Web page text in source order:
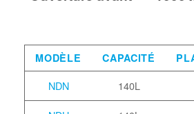
MODÈLE CAPACITÉ
NDN 140L